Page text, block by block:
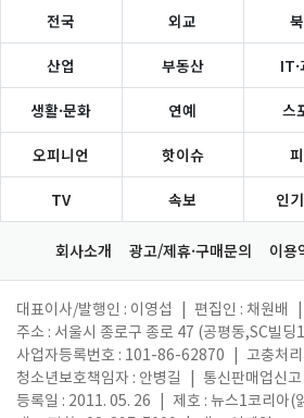
전국 외교
산업 부동산
생활·문화 연예 스
오피니언 핫이슈
TV 속보 인
회사소개 광고/제휴·구매문의 이용
대표이사/발행인 : 이영섭 편집인 : 채원배
주소 : 서울시 종로구 종로 47 (공평동,SC빌딩
사업자등록번호 : 101-86-62870
고충처
청소년보호책임자 : 안병길
통신판매업신
등록일 : 2011. 05. 26
제호 : 뉴스1코리아(